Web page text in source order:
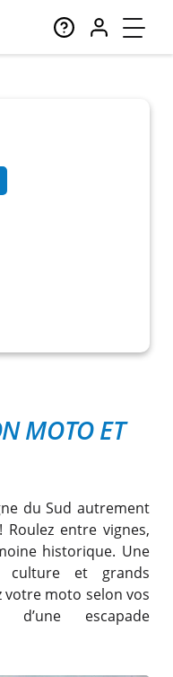
MOTO ET
du Sud autrement
entre vignes,
historique. Une
culture et grands
votre moto selon vos
escapade